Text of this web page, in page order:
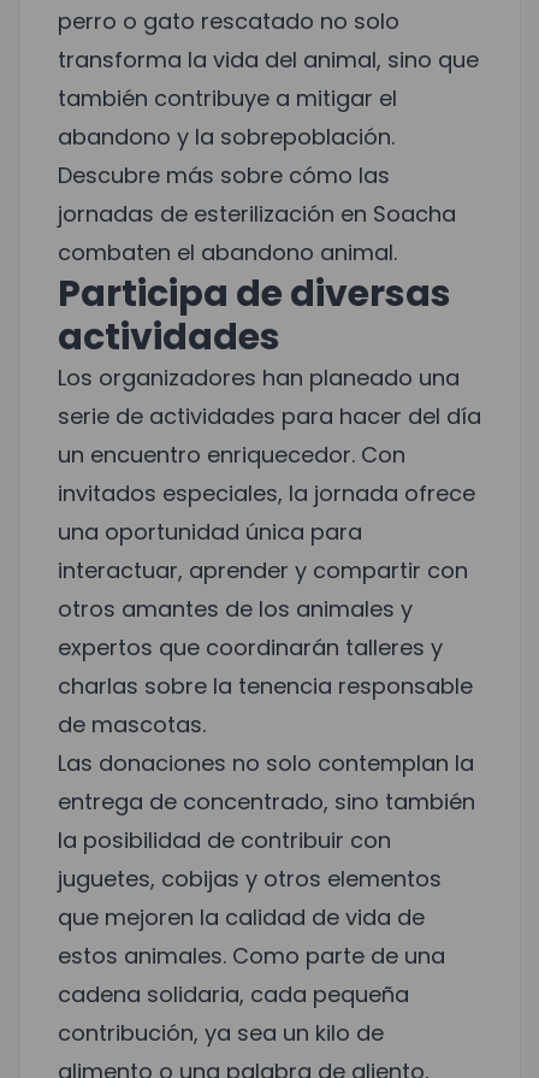
perro o gato rescatado no solo
transforma la vida del animal, sino que
también contribuye a mitigar el
abandono y la sobrepoblación.
Descubre más sobre cómo las
jornadas de esterilización en Soacha
combaten el abandono animal.
Participa de diversas
actividades
Los organizadores han planeado una
serie de actividades para hacer del día
un encuentro enriquecedor. Con
invitados especiales, la jornada ofrece
una oportunidad única para
interactuar, aprender y compartir con
otros amantes de los animales y
expertos que coordinarán talleres y
charlas sobre la tenencia responsable
de mascotas.
Las donaciones no solo contemplan la
entrega de concentrado, sino también
la posibilidad de contribuir con
juguetes, cobijas y otros elementos
que mejoren la calidad de vida de
estos animales. Como parte de una
cadena solidaria, cada pequeña
contribución, ya sea un kilo de
alimento o una palabra de aliento,